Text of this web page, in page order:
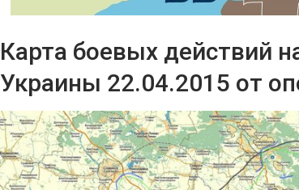
Карта боевых действий
Украины 22.04.2015 от